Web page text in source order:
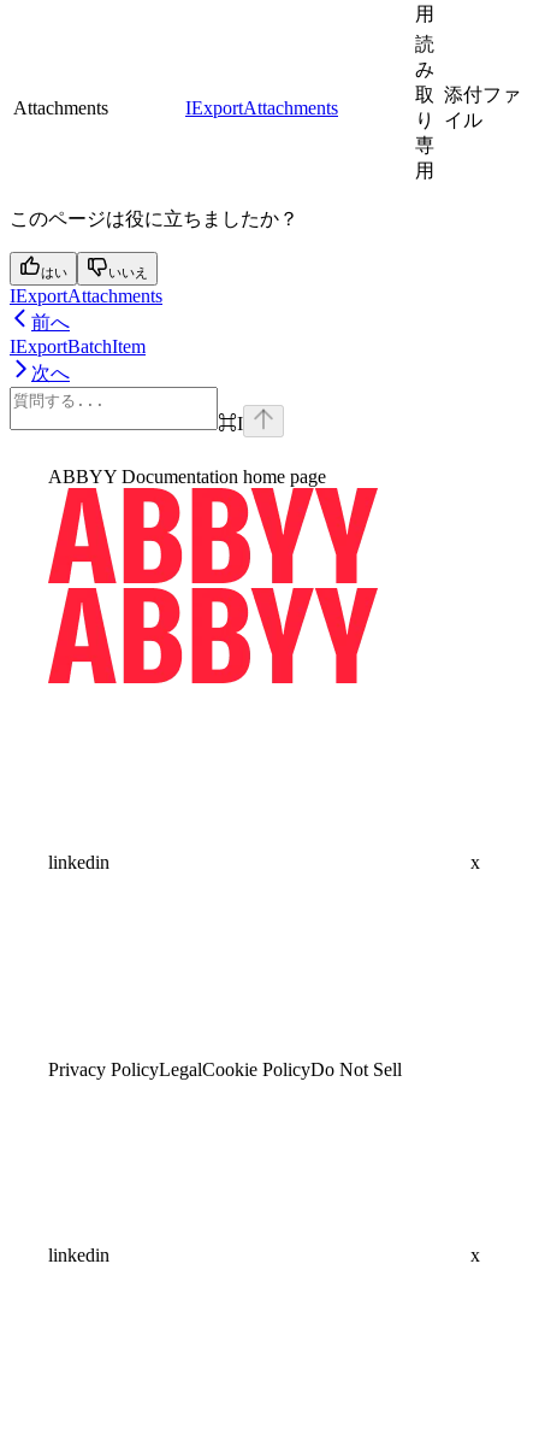
用
Attachments IExportAttachments
読
み
取
り
専
用
添付ファ
イル
このページは役に立ちましたか？
はい いいえ
IExportAttachments
前へ
IExportBatchItem
次へ
⌘I
ABBYY Documentation home page
linkedin x
Privacy PolicyLegalCookie PolicyDo Not Sell
linkedin x